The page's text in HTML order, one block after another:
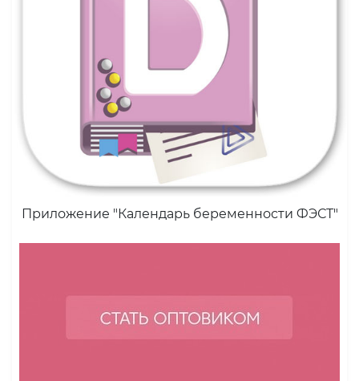
Приложение "Календарь беременности ФЭСТ"